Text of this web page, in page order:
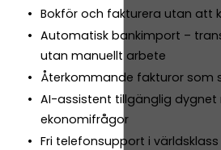
Bokför och fakturera utan att
Automatisk bankimport –
utan manuellt arbete
Återkommande fakturor som
AI-assistent tillgänglig dygnet
ekonomifrågor
Fri telefonsupport i världsklass